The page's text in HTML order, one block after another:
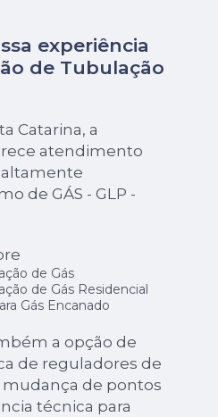
experiência
de Tubulação
Catarina, a
atendimento
de GÁS - GLP -
de Gás
de Gás Residencial
Gás Encanado
a opção de
de reguladores de
mudança de pontos
técnica para